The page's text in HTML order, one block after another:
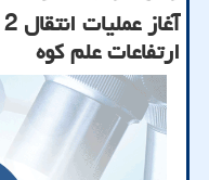
ارتفاعات علم کوه